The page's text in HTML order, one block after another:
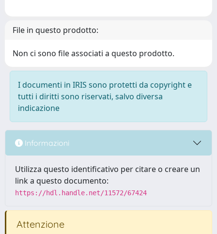
File in questo prodotto:
Non ci sono file associati a questo prodotto.
I documenti in IRIS sono protetti da copyright e
tutti i diritti sono riservati, salvo diversa
indicazione
Informazioni
Utilizza questo identificativo per citare o creare un
link a questo documento:
https://hdl.handle.net/11572/67424
Attenzione